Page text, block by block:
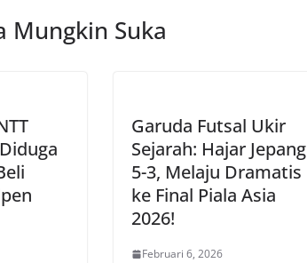
Mungkin Suka
Garuda Futsal Ukir
Sejarah: Hajar Jepang
5-3, Melaju Dramatis
ke Final Piala Asia
2026!
Februari 6, 2026